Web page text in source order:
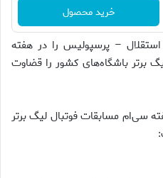
خرید محصول
– پرسپولیس را در هفته
برتر باشگاه‌های کشور را قضاوت
سی‌ام مسابقات فوتبال لیگ برتر